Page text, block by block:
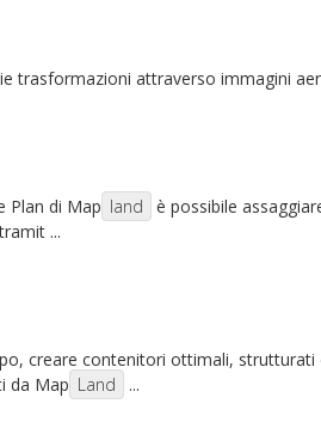
trasformazioni attraverso immagini
Plan di Map land
è possibile
...
creare contenitori ottimali,
da Map Land
...